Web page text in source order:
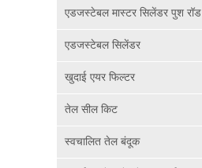
एडजस्टेबल मास्टर सिलेंडर पुश रॉड
एडजस्टेबल सिलेंडर
खुदाई एयर फिल्टर
तेल सील किट
स्वचालित तेल बंदूक